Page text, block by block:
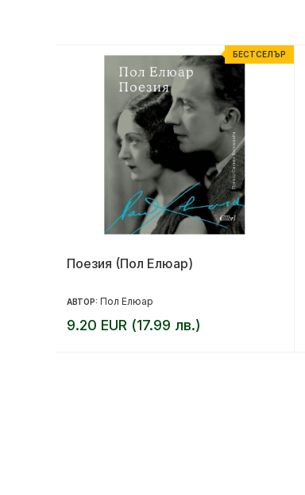
БЕСТСЕЛЪР
Поезия (Пол Елюар)
АВТОР: Пол Елюар
9.20 EUR (17.99 лв.)